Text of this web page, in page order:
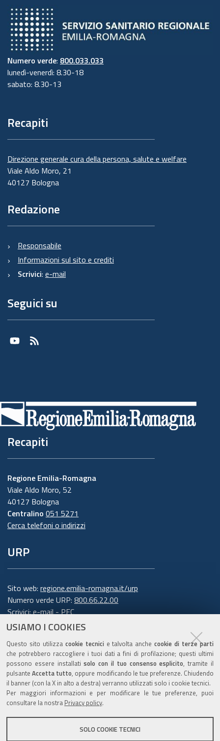
USIAMO I COOKIES
Questo sito utilizza cookie tecnici e talvolta anchecookie di terze parti
che potrebbero raccogliere i tuoi dati a fini di profilazione; questi ultimi
possono essere installatisolo con il tuo consenso esplicito, tramite il
pulsanteAccetta tutto, oppure modificando le tue preferenze. Chiudendo
il banner (con la X in alto a destra) verranno utilizzati solo i cookie tecnici.
Per maggiori informazioni e per modificare le tue preferenze, puoi
consultare la nostra Privacy policy.
SOLO COOKIE TECNICI
Numero verde: 800.033.033
lunedì-venerdì: 8.30-18
sabato: 8.30-13
Recapiti
Direzione generale cura della persona, salute e welfare
Viale Aldo Moro, 21
40127 Bologna
Redazione
Responsabile
Informazioni sul sito e crediti
Scrivici: e-mail
Seguici su
Youtube
RSS
Recapiti
Regione Emilia-Romagna
Viale Aldo Moro, 52
40127 Bologna
Centralino 051 5271
Cerca telefoni o indirizzi
URP
Sito web: regione.emilia-romagna.it/urp
Numero verde URP: 800.66.22.00
Scrivici:e-mail-PEC
Trasparenza
Amministrazione trasparente
Note legali e copyright
Privacy e cookie
Gestisci i cookie
Dichiarazione di accessibilità